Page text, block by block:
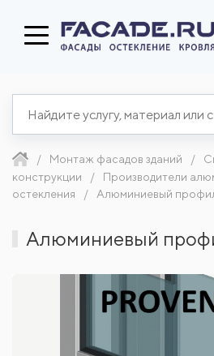
Монтаж фасадов зданий
конструкции
Производители
остекления
Алюминиевый
Алюминиевый